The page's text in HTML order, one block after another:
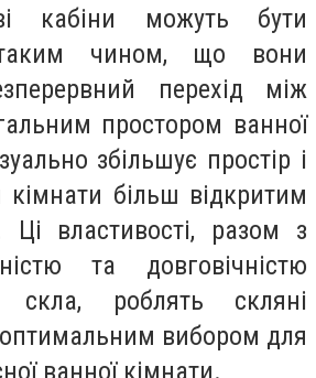
кабіни можуть бути
таким чином, що вони
перехід між
простором ванної
збільшує простір і
більш відкритим
властивості, разом з
та довговічністю
скла, роблять скляні
вибором для
ванної кімнати.